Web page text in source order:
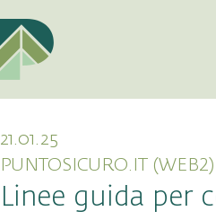
21.01.25
PUNTOSICURO.IT (WEB2)
Linee guida per